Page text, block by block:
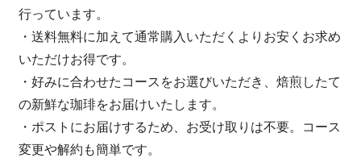
行っています。
・送料無料に加えて通常購入いただくよりお安くお求め
いただけお得です。
・好みに合わせたコースをお選びいただき、焙煎したて
の新鮮な珈琲をお届けいたします。
・ポストにお届けするため、お受け取りは不要。コース
変更や解約も簡単です。